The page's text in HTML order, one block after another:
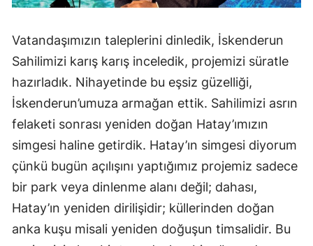
Vatandaşımızın taleplerini dinledik, İskenderun
Sahilimizi karış karış inceledik, projemizi süratle
hazırladık. Nihayetinde bu eşsiz güzelliği,
İskenderun’umuza armağan ettik. Sahilimizi asrın
felaketi sonrası yeniden doğan Hatay’ımızın
simgesi haline getirdik. Hatay’ın simgesi diyorum
çünkü bugün açılışını yaptığımız projemiz sadece
bir park veya dinlenme alanı değil; dahası,
Hatay’ın yeniden dirilişidir; küllerinden doğan
anka kuşu misali yeniden doğuşun timsalidir. Bu